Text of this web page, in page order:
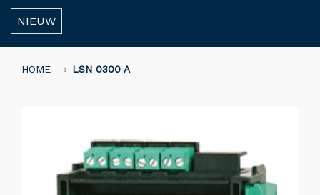
NIEUW
HOME LSN 0300 A